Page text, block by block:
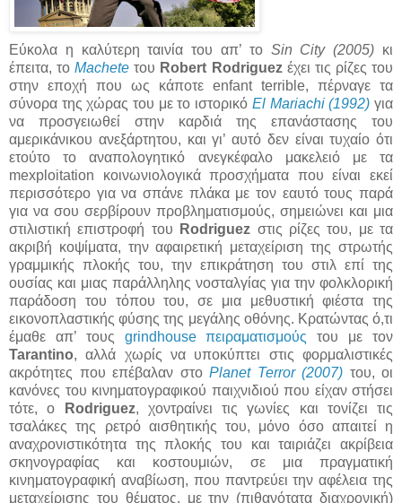
Εύκολα η καλύτερη ταινία του απ’ το Sin City (2005) κι
έπειτα, τοMachete του Robert Rodriguezέχει τις ρίζες του
στην εποχή που ως κάποτε enfant terrible, πέρναγε τα
σύνορα της χώρας του με το ιστορικό El Mariachi (1992) για
να προσγειωθεί στην καρδιά της επανάστασης του
αμερικάνικου ανεξάρτητου, και γι’ αυτό δεν είναι τυχαίο ότι
ετούτο το αναπολογητικό ανεγκέφαλο μακελειό με τα
mexploitation κοινωνιολογικά προσχήματα που είναι εκεί
περισσότερο για να σπάνε πλάκα με τον εαυτό τους παρά
για να σου σερβίρουν προβληματισμούς, σημειώνει και μια
στιλιστική επιστροφή του
Rodriguez στις ρίζες του, με τα
ακριβή κοψίματα, την αφαιρετική μεταχείριση της στρωτής
γραμμικής πλοκής του, την επικράτηση του στιλ επί της
ουσίας και μιας παράλληλης νοσταλγίας για την φολκλορική
παράδοση του τόπου του, σε μια μεθυστική φιέστα της
εικονοπλαστικής φύσης της μεγάλης οθόνης. Κρατώντας ό,τι
έμαθε απ’ τους grindhouse πειραματισμούς του με τον
Tarantino, αλλά χωρίς να υποκύπτει στις φορμαλιστικές
ακρότητες που επέβαλαν στο Planet Terror (2007) του, οι
κανόνες του κινηματογραφικού παιχνιδιού που είχαν στήσει
τότε, ο
Rodriguez, χοντραίνει τις γωνίες και τονίζει τις
τσαλάκες της ρετρό αισθητικής του, μόνο όσο απαιτεί η
αναχρονιστικότητα της πλοκής του και ταιριάζει ακρίβεια
σκηνογραφίας και κοστουμιών, σε μια πραγματική
κινηματογραφική αναβίωση, που παντρεύει την αφέλεια της
μεταχείρισης του θέματος, με την (πιθανότατα διαχρονική)